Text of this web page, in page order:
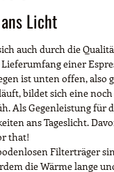
Licht
auch durch die
einer
ist unten offen, also
bildet sich eine
Als Gegenleistung
ans Tageslicht.
that!
Filterträger
die Wärme lange